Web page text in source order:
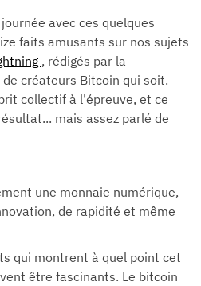
avec ces quelques
faits amusants sur nos sujets
, rédigés par la
créateurs Bitcoin qui soit.
collectif à l'épreuve, et ce
mais assez parlé de
une monnaie numérique,
de rapidité et même
qui montrent à quel point cet
être fascinants. Le bitcoin